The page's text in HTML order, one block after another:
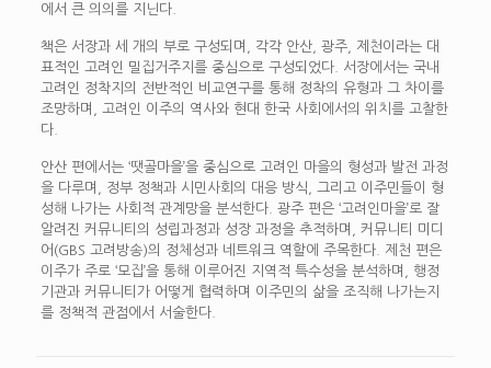
에서 큰 의의를 지닌다.
책은 서장과 세 개의 부로 구성되며, 각각 안산, 광주, 제천이라는 대
표적인 고려인 밀집거주지를 중심으로 구성되었다. 서장에서는 국내
고려인 정착지의 전반적인 비교연구를 통해 정착의 유형과 그 차이를
조망하며, 고려인 이주의 역사와 현대 한국 사회에서의 위치를 고찰한
다.
안산 편에서는 ‘땟골마을’을 중심으로 고려인 마을의 형성과 발전 과정
을 다루며, 정부 정책과 시민사회의 대응 방식, 그리고 이주민들이 형
성해 나가는 사회적 관계망을 분석한다. 광주 편은 ‘고려인마을’로 잘
알려진 커뮤니티의 성립과정과 성장 과정을 추적하며, 커뮤니티 미디
어(GBS 고려방송)의 정체성과 네트워크 역할에 주목한다. 제천 편은
이주가 주로 ‘모집’을 통해 이루어진 지역적 특수성을 분석하며, 행정
기관과 커뮤니티가 어떻게 협력하며 이주민의 삶을 조직해 나가는지
를 정책적 관점에서 서술한다.